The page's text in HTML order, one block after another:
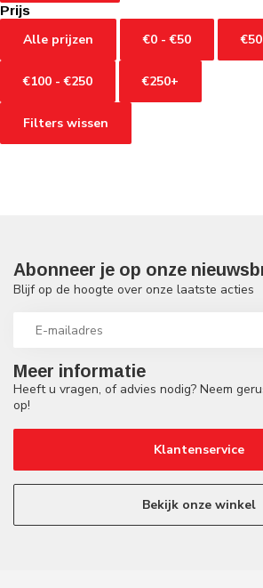
Prijs
Alle prijzen €0 - €50
€100 - €250 €250+
Filters wissen
Meer informatie
Heeft u vragen, of advies nodig? Neem
op!
Klantenservice
Bekijk onze winkel
Abonneer je op onze
Blijf op de hoogte over onze laatste acties